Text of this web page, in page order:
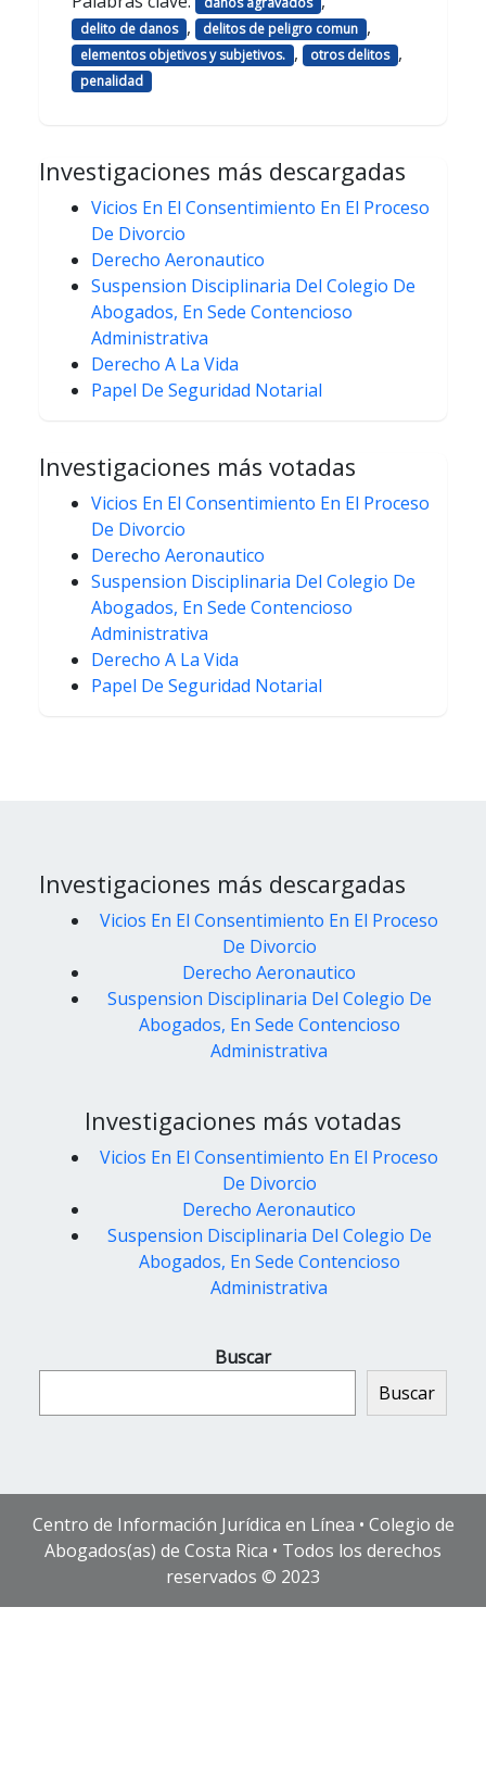
delito de danos , delitos de peligro comun ,
elementos objetivos y subjetivos. , otros delitos ,
penalidad
Investigaciones más descargadas
Vicios En El Consentimiento En El Proceso
De Divorcio
Derecho Aeronautico
Suspension Disciplinaria Del Colegio De
Abogados, En Sede Contencioso
Administrativa
Derecho A La Vida
Papel De Seguridad Notarial
Investigaciones más votadas
Vicios En El Consentimiento En El Proceso
De Divorcio
Derecho Aeronautico
Suspension Disciplinaria Del Colegio De
Abogados, En Sede Contencioso
Administrativa
Derecho A La Vida
Papel De Seguridad Notarial
Investigaciones más descargadas
Vicios En El Consentimiento En El Proceso
De Divorcio
Derecho Aeronautico
Suspension Disciplinaria Del Colegio De
Abogados, En Sede Contencioso
Administrativa
Investigaciones más votadas
Vicios En El Consentimiento En El Proceso
De Divorcio
Derecho Aeronautico
Suspension Disciplinaria Del Colegio De
Abogados, En Sede Contencioso
Administrativa
Buscar
Buscar
Centro de Información Jurídica en Línea • Colegio de
Abogados(as) de Costa Rica • Todos los derechos
reservados © 2023